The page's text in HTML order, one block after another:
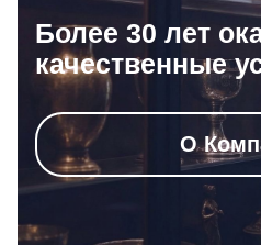
Более 30 лет
качественные
О